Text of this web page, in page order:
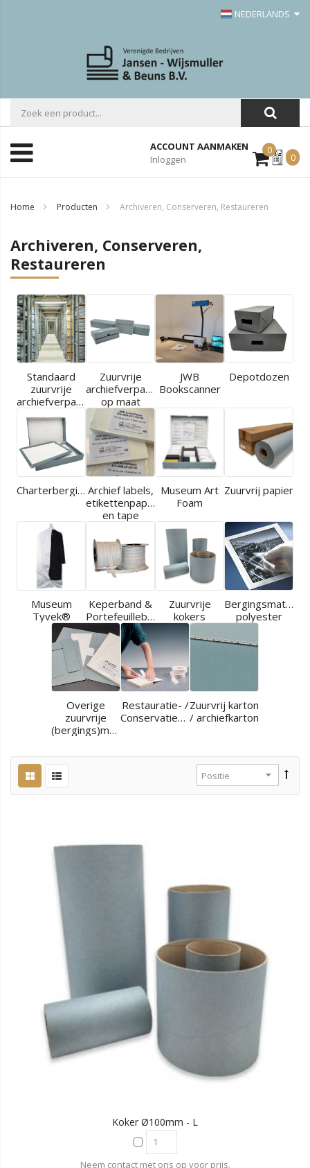
NEDERLANDS
ACCOUNT AANMAKEN
Inloggen
0Mijn
Offerte
0
Home Producten Archiveren, Conserveren, Restaureren
Archiveren, Conserveren,
Restaureren
Standaard
zuurvrije
archiefverpakkingen
Zuurvrije
archiefverpakkingen
op maat
JWB
Bookscanner
Depotdozen
Charterbergingen Archief labels,
etikettenpapier
en tape
Museum Art
Foam
Zuurvrij papier
Museum
Tyvek®
Keperband &
Portefeuilleband
Zuurvrije
kokers
polyester
Overige
zuurvrije
(bergings)materialen
Restauratie- /
Conservatiematerialen
Zuurvrij karton
/ archiefkarton
Koker Ø100mm - L
Neem contact met ons op voor prijs.